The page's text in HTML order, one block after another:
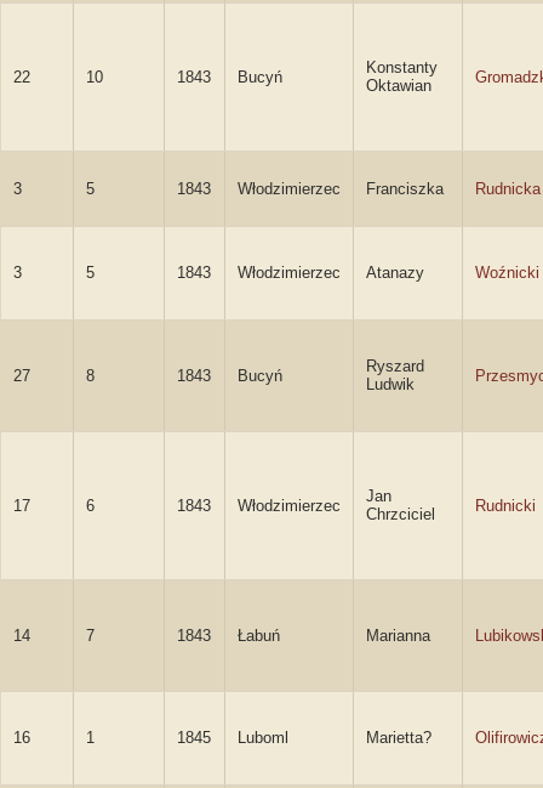
22 10 1843 Bucyń
Konstanty
Oktawian
3 5 1843 Włodzimierzec Franciszka Rudnicka
3 5 1843 Włodzimierzec Atanazy Woźnicki
27 8 1843 Bucyń
Ryszard
Ludwik
17 6 1843 Włodzimierzec
Jan
Chrzciciel
Rudnicki
14 7 1843 Łabuń Marianna
16 1 1845 Luboml Marietta?